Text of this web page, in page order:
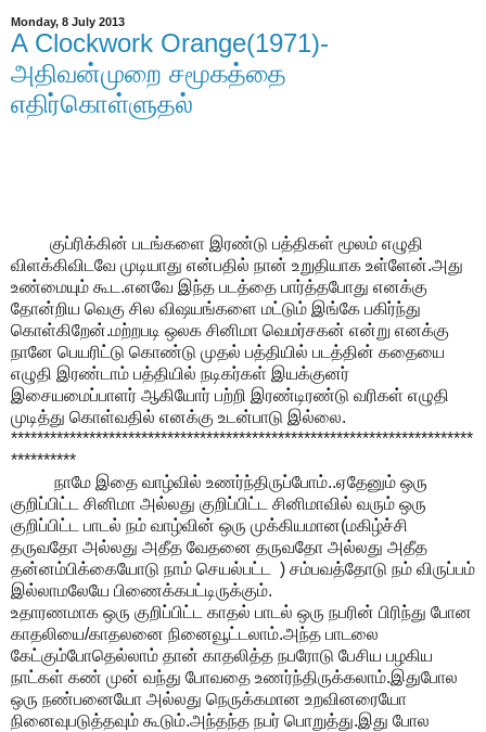
Monday, 8 July 2013
A Clockwork Orange(1971)-
அதிவன்முறை சமூகத்தை
எதிர்கொள்ளுதல்
குப்ரிக்கின் படங்களை இரண்டு பத்திகள் மூலம் எழுதி
விளக்கிவிடவே முடியாது என்பதில் நான் உறுதியாக உள்ளேன்.அது
உண்மையும் கூட.எனவே இந்த படத்தை பார்த்தபோது எனக்கு
தோன்றிய வெகு சில விஷயங்களை மட்டும் இங்கே பகிர்ந்து
கொள்கிறேன்.மற்றபடி ஒலக சினிமா வெமர்சகன் என்று எனக்கு
நானே பெயரிட்டு கொண்டு முதல் பத்தியில் படத்தின் கதையை
எழுதி இரண்டாம் பத்தியில் நடிகர்கள் இயக்குனர்
இசையமைப்பாளர் ஆகியோர் பற்றி இரண்டிரண்டு வரிகள் எழுதி
முடித்து கொள்வதில் எனக்கு உடன்பாடு இல்லை.
***********************************************************************
**********
நாமே இதை வாழ்வில் உணர்ந்திருப்போம்..ஏதேனும் ஒரு
குறிப்பிட்ட சினிமா அல்லது குறிப்பிட்ட சினிமாவில் வரும் ஒரு
குறிப்பிட்ட பாடல் நம் வாழ்வின் ஒரு முக்கியமான(மகிழ்ச்சி
தருவதோ அல்லது அதீத வேதனை தருவதோ அல்லது அதீத
தன்னம்பிக்கையோடு நாம் செயல்பட்ட ) சம்பவத்தோடு நம் விருப்பம்
இல்லாமலேயே பிணைக்கபட்டிருக்கும்.
உதாரணமாக ஒரு குறிப்பிட்ட காதல் பாடல் ஒரு நபரின் பிரிந்து போன
காதலியை/காதலனை நினைவூட்டலாம்.அந்த பாடலை
கேட்கும்போதெல்லாம் தான் காதலித்த நபரோடு பேசிய பழகிய
நாட்கள் கண் முன் வந்து போவதை உணர்ந்திருக்கலாம்.இதுபோல
ஒரு நண்பனையோ அல்லது நெருக்கமான உறவினரையோ
நினைவுபடுத்தவும் கூடும்.அந்தந்த நபர் பொறுத்து.இது போல